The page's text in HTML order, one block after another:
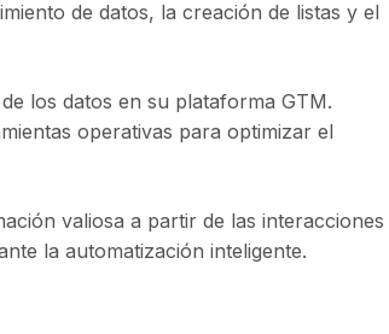
de datos, la creación de listas y el
los datos en su plataforma GTM.
operativas para optimizar el
valiosa a partir de las interacciones
la automatización inteligente.